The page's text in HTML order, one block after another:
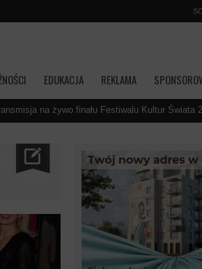
EDUKACJA REKLAMA
Festiwalu Kultur Świata 2026 w kinie